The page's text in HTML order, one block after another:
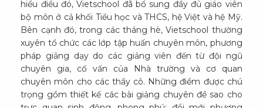
hiểu điều đó, Vietschool đã bổ sung đầy đủ giáo viên
bộ môn ở cả khối Tiểu học và THCS, hệ Việt và hệ Mỹ.
Bên cạnh đó, trong các tháng hè, Vietschool thường
xuyên tổ chức các lớp tập huấn chuyên môn, phương
pháp giảng dạy do các giảng viên đến từ đội ngũ
chuyên gia, cố vấn của Nhà trường và cơ quan
chuyên môn cho các thầy cô. Những điểm được chú
trọng gồm thiết kế các bài giảng chuyên đề sao cho